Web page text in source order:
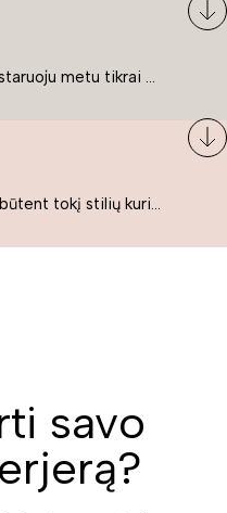
Modernios klasikos interjeras pastaruoju metu tikrai yra „ant bangos“. Tie, kurie nenori pernelyg nutolti nuo klasikos, bet drauge žavisi šiuolaikiškais sprendimais, su malonumu savo namuose kuria klasikos ir modernaus interjero tandemą – elegantišką, subtilų ir žavingą.
Jei esate prabangos gerbėjas ir būtent tokį stilių kuriate savo namuose ar biure, tuomet solidūs, prabangūs baldai nepriekaištingai įsilies į Jūsų kuriamą interjerą.
savo